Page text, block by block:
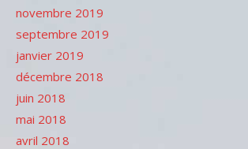
novembre 2019
septembre 2019
janvier 2019
décembre 2018
juin 2018
mai 2018
avril 2018